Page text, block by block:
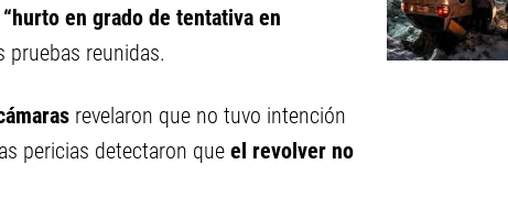
“hurto en grado de tentativa en
pruebas reunidas.
revelaron que no tuvo intención
pericias detectaron que el revolver no